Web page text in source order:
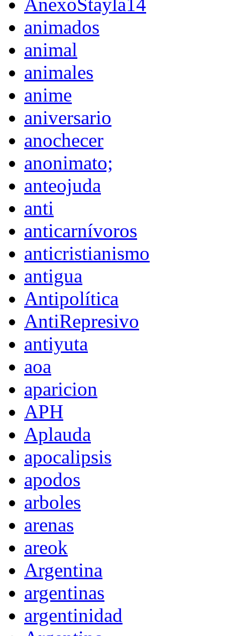
AnexoStayla14
animados
animal
animales
anime
aniversario
anochecer
anonimato;
anteojuda
anti
anticarnívoros
anticristianismo
antigua
Antipolítica
AntiRepresivo
antiyuta
aoa
aparicion
APH
Aplauda
apocalipsis
apodos
arboles
arenas
areok
Argentina
argentinas
argentinidad